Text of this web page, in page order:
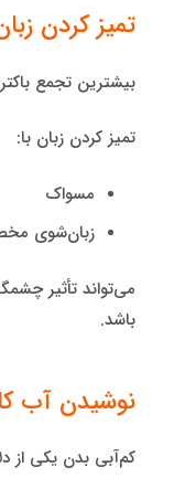
تمیز کردن
بیشترین تجمع
تمیز کردن زبان با:
مسواک
زبان‌شوی
می‌تواند تأثیر
باشد.
نوشیدن آب
کم‌آبی بدن یکی